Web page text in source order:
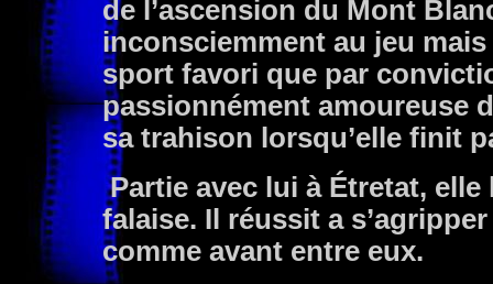
de l’ascension du Mont
inconsciemment au jeu
sport favori que par
passionnément amoureuse
sa trahison lorsqu’elle finit
Partie avec lui à Étretat,
falaise. Il réussit a
comme avant entre eux.